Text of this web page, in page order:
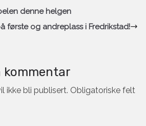
denne helgen
første og andreplass i Fredrikstad!
kommentar
ikke bli publisert. Obligatoriske felt